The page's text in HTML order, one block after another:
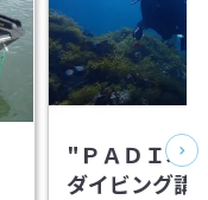
"ＰＡＤＩオ
ダイビング講